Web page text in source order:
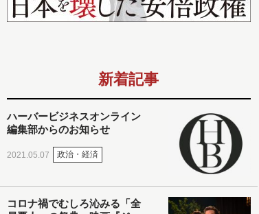
新着記事
ハーバービジネスオンライン
編集部からのお知らせ
2021.05.07 政治・経済
コロナ禍でむしろ沁みる「全